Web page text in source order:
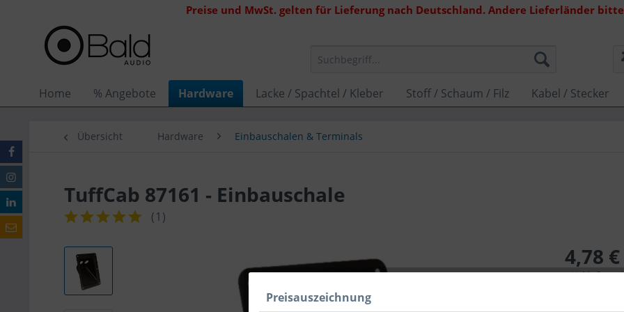
Preise und MwSt. gelten für Lieferung nach Deutschland. Andere Lieferländer
Home % Angebote Hardware Lacke / Spachtel / Kleber Stoff / Schaum / Filz Kabel / Stecker
Übersicht Hardware Einbauschalen & Terminals
TuffCab 87161 - Einbauschale
(1 )
4,78
inkl. MwSt.
Lieferzeit
Preisauszeichnung